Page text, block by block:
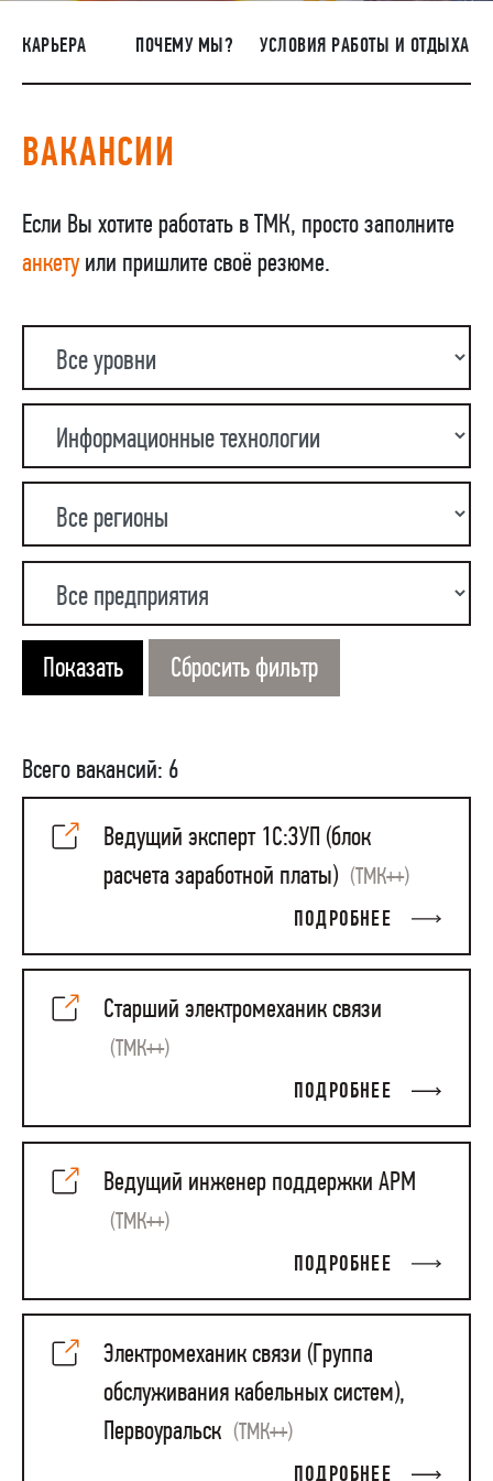
ПОСТАВЩИКАМ
R&D
КОРПОРАТИВНЫЙ УНИВЕРСИТЕТ TMK2U
КОМПЛАЕНС
МЕДИАЦЕНТР
КАРЬЕРА ПОЧЕМУ МЫ? УСЛОВИЯ РАБОТЫ И ОТДЫХА
ВАКАНСИИ
Если Вы хотите работать в ТМК, просто заполните
анкетуили пришлите своё резюме.
Показать Сбросить фильтр
Всего вакансий: 6
Ведущий эксперт 1С:ЗУП (блок
расчета заработной платы) (ТМК++)
ПОДРОБНЕЕ
Старший электромеханик связи
(ТМК++)
ПОДРОБНЕЕ
Ведущий инженер поддержки АРМ
(ТМК++)
ПОДРОБНЕЕ
Электромеханик связи (Группа
обслуживания кабельных систем),
Первоуральск (ТМК++)
ПОДРОБНЕЕ